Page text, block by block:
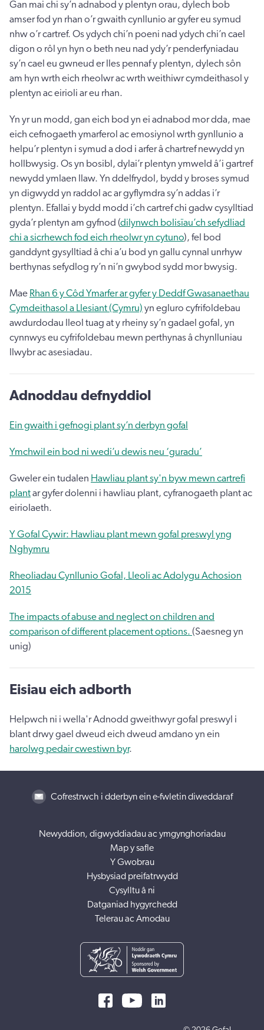
Gan mai chi sy’n adnabod y plentyn orau, dylech bob
amser fod yn rhan o’r gwaith cynllunio ar gyfer eu symud
nhw o’r cartref. Os ydych chi’n poeni nad ydych chi’n cael
digon o rôl yn hyn o beth neu nad ydy’r penderfyniadau
sy’n cael eu gwneud er lles pennaf y plentyn, dylech sôn
am hyn wrth eich rheolwr ac wrth weithiwr cymdeithasol y
plentyn ac eirioli ar eu rhan.
Yn yr un modd, gan eich bod yn ei adnabod mor dda, mae
eich cefnogaeth ymarferol ac emosiynol wrth gynllunio a
helpu’r plentyn i symud a dod i arfer â chartref newydd yn
hollbwysig. Os yn bosibl, dylai’r plentyn ymweld â’i gartref
newydd ymlaen llaw. Yn ddelfrydol, bydd y broses symud
yn digwydd yn raddol ac ar gyflymdra sy’n addas i’r
plentyn. Efallai y bydd modd i’ch cartref chi gadw cysylltiad
gyda’r plentyn am gyfnod (dilynwch bolisïau’ch sefydliad
chi a sicrhewch fod eich rheolwr yn cytuno), fel bod
ganddynt gysylltiad â chi a’u bod yn gallu cynnal unrhyw
berthynas sefydlog ry’n ni’n gwybod sydd mor bwysig.
Mae Rhan 6 y Côd Ymarfer ar gyfer y Deddf Gwasanaethau
Cymdeithasol a Llesiant (Cymru) yn egluro cyfrifoldebau
awdurdodau lleol tuag at y rheiny sy’n gadael gofal, yn
cynnwys eu cyfrifoldebau mewn perthynas â chynlluniau
llwybr ac asesiadau.
Adnoddau defnyddiol
Ein gwaith i gefnogi plant sy’n derbyn gofal
Ymchwil ein bod ni wedi’u dewis neu ‘guradu’
Gweler ein tudalen Hawliau plant sy'n byw mewn cartrefi
plantar gyfer dolenni i hawliau plant, cyfranogaeth plant ac
eiriolaeth.
Y Gofal Cywir: Hawliau plant mewn gofal preswyl yng
Nghymru
Rheoliadau Cynllunio Gofal, Lleoli ac Adolygu Achosion
2015
The impacts of abuse and neglect on children and
comparison of different placement options. (Saesneg yn
unig)
Eisiau eich adborth
Helpwch ni i wella'r Adnodd gweithwyr gofal preswyl i
blant drwy gael dweud eich dweud amdano yn ein
harolwg pedair cwestiwn byr.
Cofrestrwch i dderbyn ein e-fwletin diweddaraf
Newyddion, digwyddiadau ac ymgynghoriadau
Map y safle
Y Gwobrau
Hysbysiad preifatrwydd
Cysylltu â ni
Datganiad hygyrchedd
Telerau ac Amodau